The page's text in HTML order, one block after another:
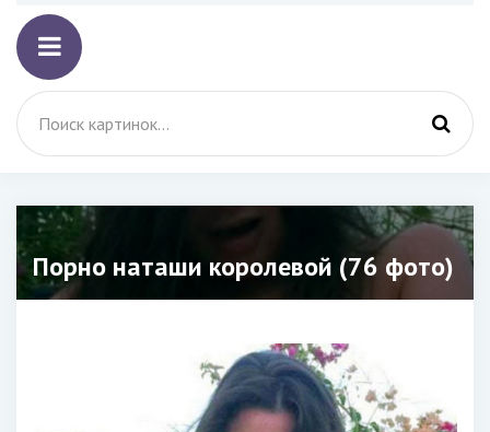
Порно наташи королевой (76 фото)